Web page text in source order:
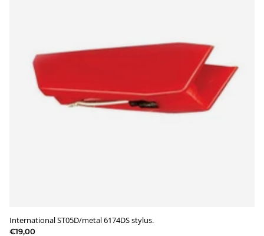
International ST05D/metal 6174DS stylus.
€19,00